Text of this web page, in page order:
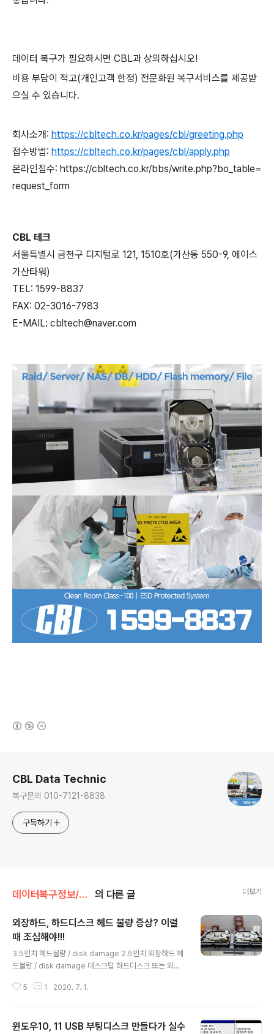
데이터 복구가 필요하시면 CBL과 상의하십시오!
비용 부담이 적고(개인고객 한정) 전문화된 복구서비스를 제공받
으실 수 있습니다.
회사소개: https://cbltech.co.kr/pages/cbl/greeting.php
접수방법: https://cbltech.co.kr/pages/cbl/apply.php
온라인접수: https://cbltech.co.kr/bbs/write.php?bo_table=
request_form
CBL 테크
서울특별시 금천구 디지털로 121, 1510호(가산동 550-9, 에이스
가산타워)
TEL: 1599-8837
FAX: 02-3016-7983
E-MAIL: cbltech@naver.com
CBL Data Technic
복구문의 010-7121-8838
구독하기
데이터복구정보/복구관련정보 의 다른 글 더보기
외장하드, 하드디스크 헤드 불량 증상? 이럴
때 조심해야!!!
3.5인치 헤드불량 / disk damage 2.5인치 외장하드 헤
드불량 / disk damage 데스크탑 하드디스크 또는 외장
십시오! 민감하고 예사롭지 않은 소음이 들리면 하드디스
생되기도 함) 1. 드라이브 인식이 되는 상태에서 이상한 소
5 1 2020. 7. 1.
윈도우10, 11 USB 부팅디스크 만들다가 실수